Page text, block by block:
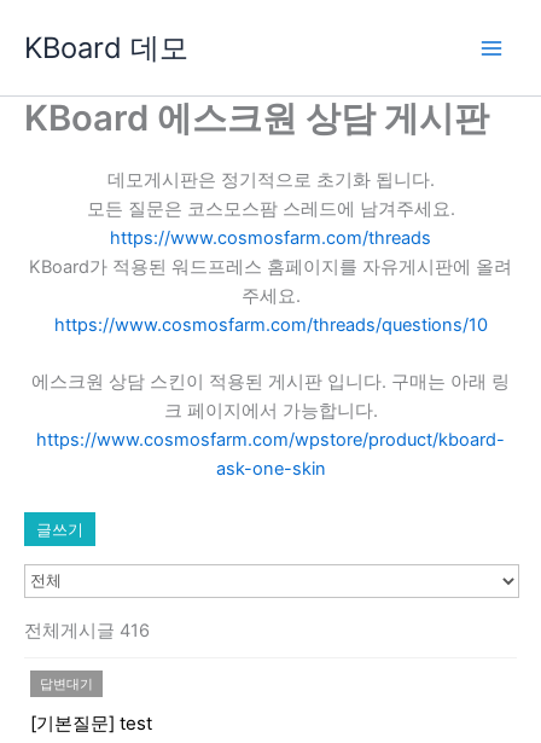
로
KBoard 데모
KBoard 에스크원 상담 게시판
데모게시판은 정기적으로 초기화 됩니다.
모든 질문은 코스모스팜 스레드에 남겨주세요.
https://www.cosmosfarm.com/threads
KBoard가 적용된 워드프레스 홈페이지를 자유게시판에 올려
주세요.
https://www.cosmosfarm.com/threads/questions/10
에스크원 상담 스킨이 적용된 게시판 입니다. 구매는 아래 링
크 페이지에서 가능합니다.
https://www.cosmosfarm.com/wpstore/product/kboard-
ask-one-skin
글쓰기
전체게시글 416
답변대기
[기본질문] test